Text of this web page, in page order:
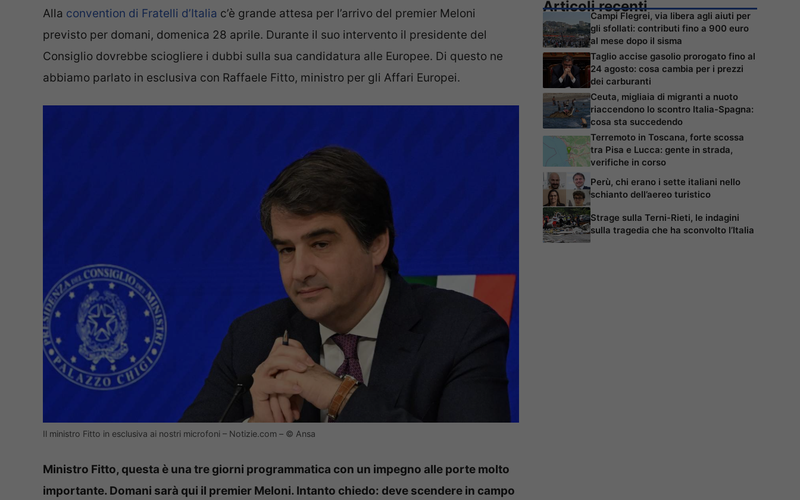
Alla convention di Fratelli d’Italia c’è grande attesa per l’arrivo del premier Meloni
previsto per domani, domenica 28 aprile. Durante il suo intervento il presidente del
Consiglio dovrebbe sciogliere i dubbi sulla sua candidatura alle Europee. Di questo ne
abbiamo parlato in esclusiva con Raffaele Fitto, ministro per gli Affari Europei.
Il ministro Fitto in esclusiva ai nostri microfoni – Notizie.com – © Ansa
Ministro Fitto, questa è una tre giorni programmatica con un impegno alle porte molto
importante. Domani sarà qui il premier Meloni. Intanto chiedo: deve scendere in campo
Articoli recenti
Campi Flegrei, via libera agli aiuti per
gli sfollati: contributi fino a 900 euro
al mese dopo il sisma
Taglio accise gasolio prorogato fino al
24 agosto: cosa cambia per i prezzi
dei carburanti
Ceuta, migliaia di migranti a nuoto
riaccendono lo scontro Italia-Spagna:
cosa sta succedendo
Terremoto in Toscana, forte scossa
tra Pisa e Lucca: gente in strada,
verifiche in corso
Perù, chi erano i sette italiani nello
schianto dell’aereo turistico
Strage sulla Terni-Rieti, le indagini
sulla tragedia che ha sconvolto l’Italia